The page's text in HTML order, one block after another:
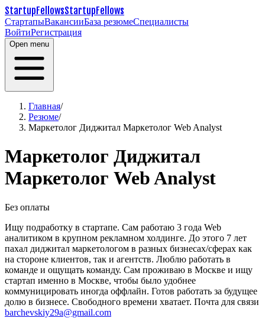
StartupFellowsStartupFellows
СтартапыВакансииБаза резюмеСпециалисты
ВойтиРегистрация
Open menu
Главная/
Резюме/
Маркетолог Диджитал Маркетолог Web Analyst
Маркетолог Диджитал
Маркетолог Web Analyst
Без оплаты
Ищу подработку в стартапе. Сам работаю 3 года Web
аналитиком в крупном рекламном холдинге. До этого 7 лет
пахал диджитал маркетологом в разных бизнесах/сферах как
на стороне клиентов, так и агентств. Люблю работать в
команде и ощущать команду. Сам проживаю в Москве и ищу
стартап именно в Москве, чтобы было удобнее
коммуницировать иногда оффлайн. Готов работать за будущее
долю в бизнесе. Свободного времени хватает. Почта для связи
barchevskiy29a@gmail.com